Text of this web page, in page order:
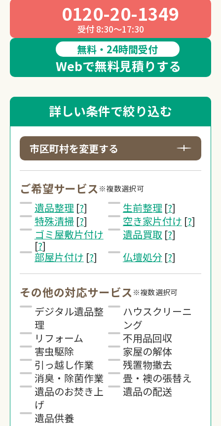
0120-20-1349
受付 8:30～17:30
無料・24時間受付
Webで無料見積りする
詳しい条件で絞り込む
市区町村を変更する
ご希望サービス※複数選択可
遺品整理 [?] 生前整理 [?]
特殊清掃 [?] 空き家片付け [?]
ゴミ屋敷片付け
[?]
遺品買取 [?]
部屋片付け [?] 仏壇処分 [?]
その他の対応サービス※複数選択可
デジタル遺品整
理
ハウスクリーニ
ング
リフォーム
不用品回収
害虫駆除
家屋の解体
引っ越し作業
残置物撤去
消臭・除菌作業
畳・襖の張替え
遺品のお焚き上
げ
遺品の配送
遺品供養